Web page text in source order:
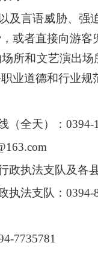
及言语威胁、强
或者直接向游
所和文艺演出
业道德和行业规
（全天）：0394-
政执法支队及各
执法支队：0394-
7735781